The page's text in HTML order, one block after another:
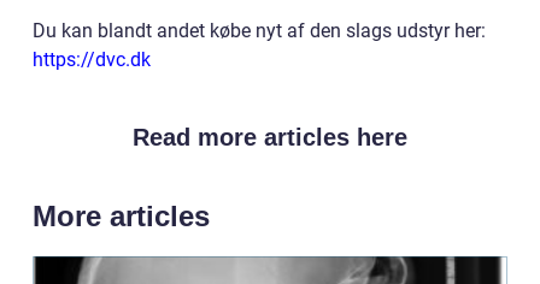
Du kan blandt andet købe nyt af den slags udstyr her:
https://dvc.dk
Read more articles here
More articles